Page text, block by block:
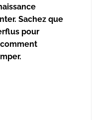
Sachez que
pour